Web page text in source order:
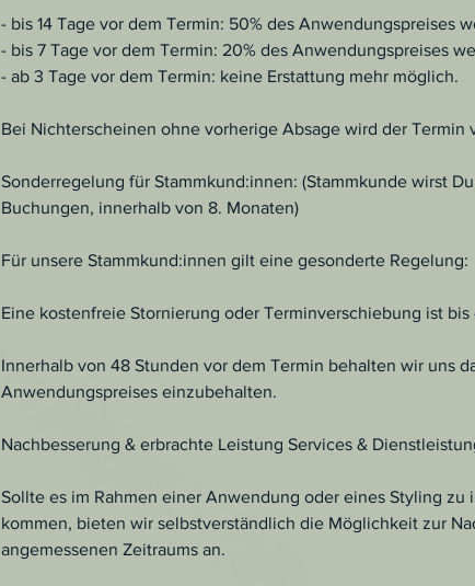
- bis 14 Tage vor dem Termin: 50% des Anwendungspreises
- bis 7 Tage vor dem Termin: 20% des Anwendungspreises
- ab 3 Tage vor dem Termin: keine Erstattung mehr möglich.
Bei Nichterscheinen ohne vorherige Absage wird der Termin
Sonderregelung für Stammkund:innen: (Stammkunde wirst
Buchungen, innerhalb von 8. Monaten)
Für unsere Stammkund:innen gilt eine gesonderte Regelung:
Eine kostenfreie Stornierung oder Terminverschiebung ist
Innerhalb von 48 Stunden vor dem Termin behalten wir uns
Anwendungspreises einzubehalten.
Nachbesserung & erbrachte Leistung Services &
Sollte es im Rahmen einer Anwendung oder eines Styling
kommen, bieten wir selbstverständlich die Möglichkeit zur
angemessenen Zeitraums an.